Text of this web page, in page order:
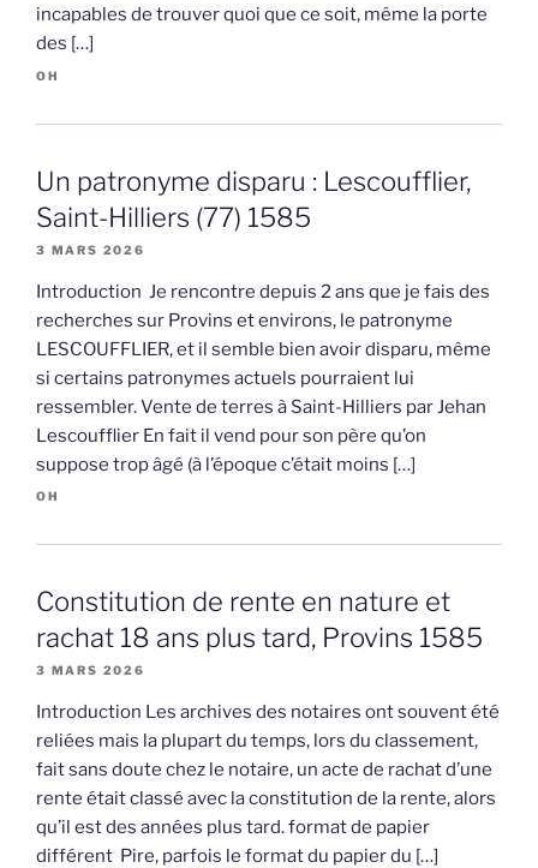
incapables de trouver quoi que ce soit, même la porte
des […]
OH
Un patronyme disparu : Lescoufflier,
Saint-Hilliers (77) 1585
3 MARS 2026
Introduction Je rencontre depuis 2 ans que je fais des
recherches sur Provins et environs, le patronyme
LESCOUFFLIER, et il semble bien avoir disparu, même
si certains patronymes actuels pourraient lui
ressembler. Vente de terres à Saint-Hilliers par Jehan
Lescoufflier En fait il vend pour son père qu’on
suppose trop âgé (à l’époque c’était moins […]
OH
Constitution de rente en nature et
rachat 18 ans plus tard, Provins 1585
3 MARS 2026
Introduction Les archives des notaires ont souvent été
reliées mais la plupart du temps, lors du classement,
fait sans doute chez le notaire, un acte de rachat d’une
rente était classé avec la constitution de la rente, alors
qu’il est des années plus tard. format de papier
différent Pire, parfois le format du papier du […]